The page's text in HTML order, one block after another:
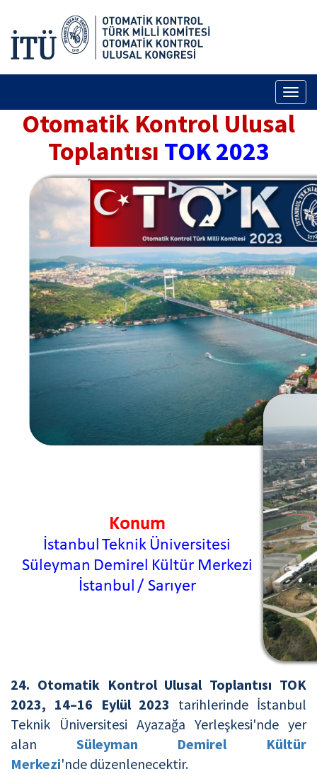
Otomatik Kontrol Ulusal
Toplantısı TOK 2023
24. Otomatik Kontrol Ulusal Toplantısı TOK
2023, 14–16 Eylül 2023 tarihlerinde İstanbul
Teknik Üniversitesi Ayazağa Yerleşkesi'nde yer
alan Süleyman Demirel Kültür
Merkezi'nde düzenlenecektir.